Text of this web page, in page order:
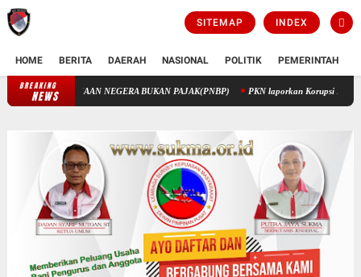
SITEMAP INDEX
HOME BERITA DAERAH NASIONAL POLITIK PEMERINTAH
BREAKING
NEWS PENGELOLAAN KEUANGAN STIK MELALUI PENERIMAAN NEGERA